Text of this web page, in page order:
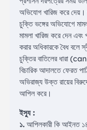
অভিযোগ খারিজ করে দেয়।
চুক্তি ভঙ্গের অভিযোগে
মামলা খারিজ করে দেন
করার অধিকারকে বৈধ বলে
চুক্তির বাতিলের ধারা
বিচারিক আদালতে ফেরত
অভিরাজ্য উক্ত রায়ের
আপিল করে।
ইস্যু :
১. আপিলকারী কি আইনত